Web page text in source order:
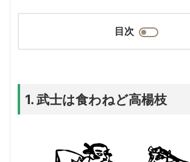
目次
1. 武士は食わねど高楊枝